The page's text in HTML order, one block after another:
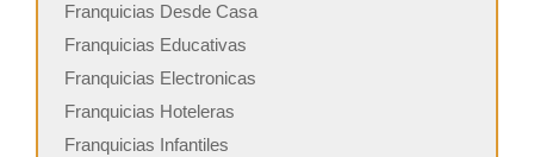
Franquicias Desde Casa
Franquicias Educativas
Franquicias Electronicas
Franquicias Hoteleras
Franquicias Infantiles